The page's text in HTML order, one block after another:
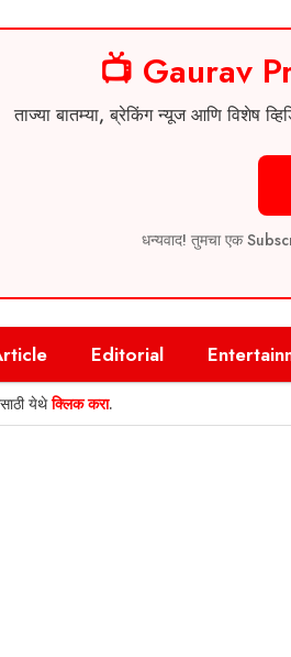
📺 Gaurav
ताज्या बातम्या, ब्रेकिंग न्यूज आणि विशेष
धन्यवाद! तुमचा एक
Editorial
येथेक्लिक करा.